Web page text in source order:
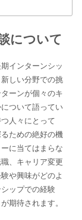
について
インターンシッ
しい分野での挑
ーンが個々のキ
ついて語ってい
人々にとって
ための絶好の機
に当てはまらな
、キャリア変更
や興味がどのよ
ップでの経験
期待されます。